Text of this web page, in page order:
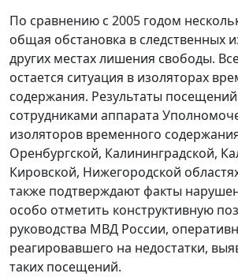
По сравнению с 2005 годом
общая обстановка в следственных
других местах лишения свободы.
остается ситуация в изоляторах
содержания. Результаты посещений
сотрудниками аппарата
изоляторов временного
Оренбургской, Калининградской,
Кировской, Нижегородской
также подтверждают факты
особо отметить конструктивную
руководства МВД России,
реагировавшего на недостатки,
таких посещений.